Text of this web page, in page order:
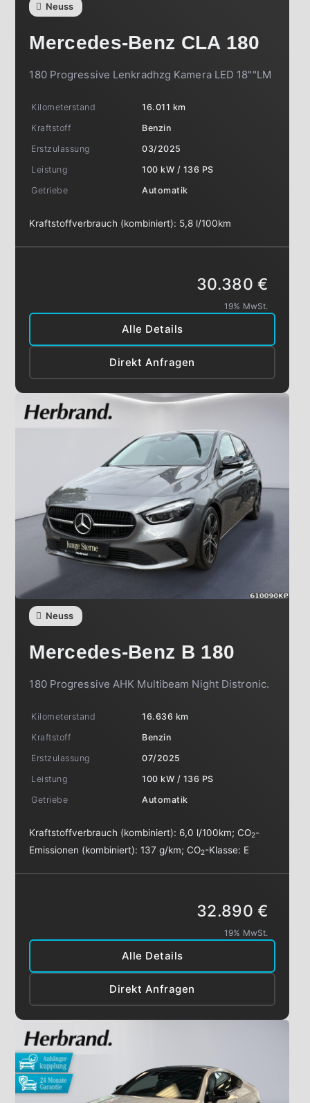
Neuss
Mercedes-Benz CLA 180
180 Progressive Lenkradhzg Kamera LED 18""LM
Kilometerstand
16.011 km
Kraftstoff
Benzin
Erstzulassung
03/2025
Leistung
100 kW / 136 PS
Getriebe
Automatik
Kraftstoffverbrauch (kombiniert): 5,8 l/100km
Alle Details
Direkt Anfragen
30.380 €
19% MwSt.
Neuss
Mercedes-Benz B 180
180 Progressive AHK Multibeam Night Distronic.
Kilometerstand
16.636 km
Kraftstoff
Benzin
Erstzulassung
07/2025
Leistung
100 kW / 136 PS
Getriebe
Automatik
Kraftstoffverbrauch (kombiniert): 6,0 l/100km;CO2-
Emissionen (kombiniert):137 g/km;CO2-Klasse: E
Alle Details
Direkt Anfragen
32.890 €
19% MwSt.